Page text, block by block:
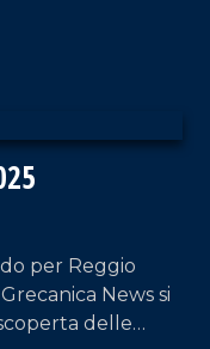
in questa
per Reggio
News si
delle